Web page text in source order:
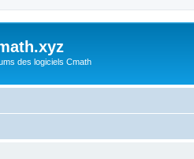
des logiciels Cmath